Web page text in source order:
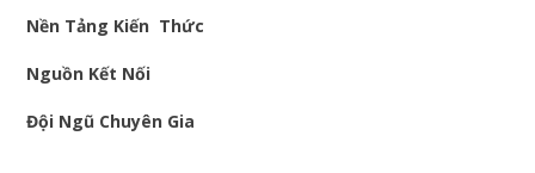
Nền Tảng Kiến Thức
Nguồn Kết Nối
Đội Ngũ Chuyên Gia